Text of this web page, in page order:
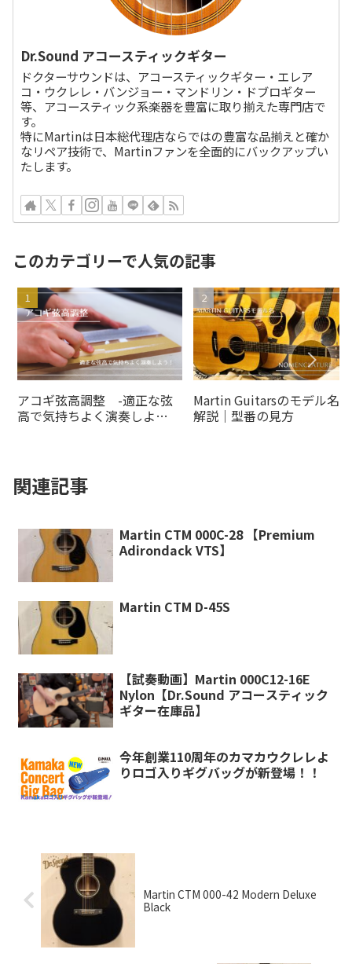
Dr.Sound アコースティックギター
ドクターサウンドは、アコースティックギター・エレア
コ・ウクレレ・バンジョー・マンドリン・ドブロギター
等、アコースティック系楽器を豊富に取り揃えた専門店で
す。
特にMartinは日本総代理店ならではの豊富な品揃えと確か
なリペア技術で、Martinファンを全面的にバックアップい
たします。
このカテゴリーで人気の記事
アコギ弦高調整 -適正な弦
高で気持ちよく演奏しよ
Martin Guitarsのモデル名の
解説｜型番の見方
関連記事
Martin CTM 000C-28 【Premium
Adirondack VTS】
Martin CTM D-45S
【試奏動画】Martin 000C12-16E
Nylon【Dr.Sound アコースティック
ギター在庫品】
今年創業110周年のカマカウクレレよ
りロゴ入りギグバッグが新登場！！
Martin CTM 000-42 Modern Deluxe
Black